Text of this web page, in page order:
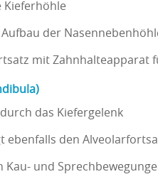
Kieferhöhle
Aufbau der
mit Zahnhalteapparat
das Kiefergelenk
ebenfalls den
Kau- und